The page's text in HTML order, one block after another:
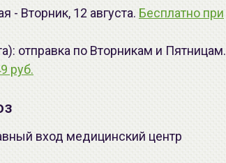
Вторник, 12 августа. Бесплатно при
отправка по Вторникам и Пятницам.
руб.
вход медицинский центр